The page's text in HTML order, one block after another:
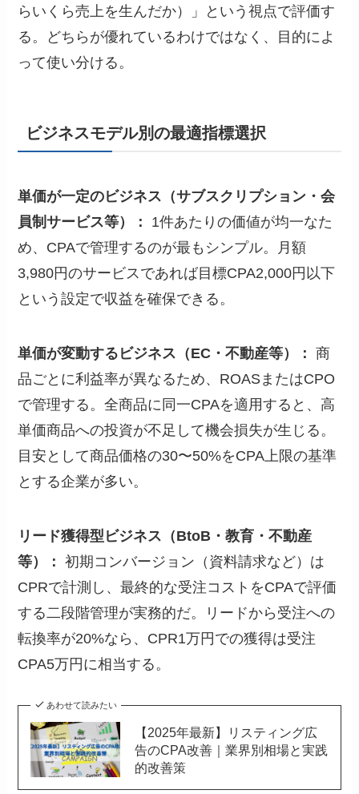
らいくら売上を生んだか）」という視点で評価す
る。どちらが優れているわけではなく、目的によ
って使い分ける。
ビジネスモデル別の最適指標選択
単価が一定のビジネス（サブスクリプション・会
員制サービス等）：
1件あたりの価値が均一なた
め、CPAで管理するのが最もシンプル。月額
3,980円のサービスであれば目標CPA2,000円以下
という設定で収益を確保できる。
単価が変動するビジネス（EC・不動産等）： 商
品ごとに利益率が異なるため、ROASまたはCPO
で管理する。全商品に同一CPAを適用すると、高
単価商品への投資が不足して機会損失が生じる。
目安として商品価格の30〜50%をCPA上限の基準
とする企業が多い。
リード獲得型ビジネス（BtoB・教育・不動産
等）： 初期コンバージョン（資料請求など）は
CPRで計測し、最終的な受注コストをCPAで評価
する二段階管理が実務的だ。リードから受注への
転換率が20%なら、CPR1万円での獲得は受注
CPA5万円に相当する。
あわせて読みたい
【2025年最新】リスティング広
告のCPA改善｜業界別相場と実践
的改善策